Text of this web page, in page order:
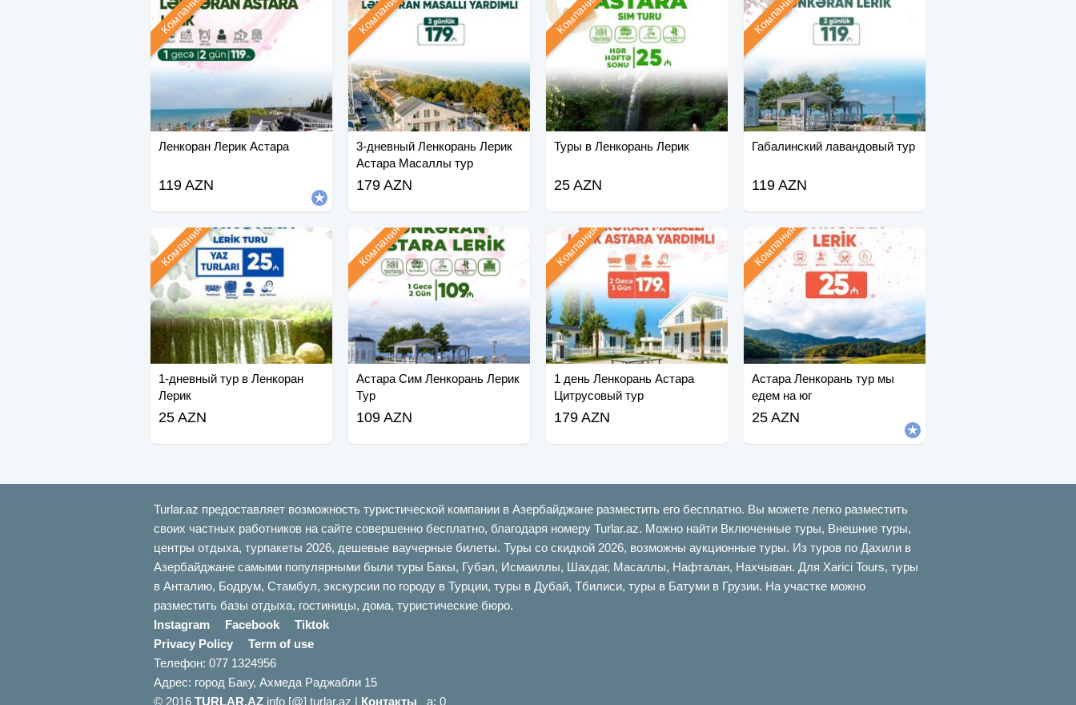
Ленкоран Лерик Астара
Компания
119 AZN
3-дневный Ленкорань Лерик
Астара Масаллы тур
Компания
179 AZN
Туры в Ленкорань Лерик
Компания
25 AZN
Габалинский лавандовый тур
Компания
119 AZN
1-дневный тур в Ленкоран
Лерик
Компания
25 AZN
Астара Сим Ленкорань Лерик
Тур
Компания
109 AZN
1 день Ленкорань Астара
Цитрусовый тур
Компания
179 AZN
Астара Ленкорань тур мы
едем на юг
Компания
25 AZN
Turlar.az предоставляет возможность туристической компании в Азербайджане разместить его бесплатно. Вы можете легко разместить
своих частных работников на сайте совершенно бесплатно, благодаря номеру Turlar.az. Можно найти Включенные туры, Внешние туры,
центры отдыха, турпакеты 2026, дешевые ваучерные билеты. Туры со скидкой 2026, возможны аукционные туры. Из туров по Дахили в
Азербайджане самыми популярными были туры Бакы, Губəл, Исмаиллы, Шахдаг, Масаллы, Нафталан, Нахчыван. Для Xarici Tours, туры
в Анталию, Бодрум, Стамбул, экскурсии по городу в Турции, туры в Дубай, Тбилиси, туры в Батуми в Грузии. На участке можно
разместить базы отдыха, гостиницы, дома, туристические бюро.
Instagram
Facebook
Tiktok
Privacy Policy
Term of use
Телефон: 077 1324956
Адрес: город Баку, Ахмеда Раджабли 15
© 2016 TURLAR.AZ info [@] turlar.az | Контакты a: 0